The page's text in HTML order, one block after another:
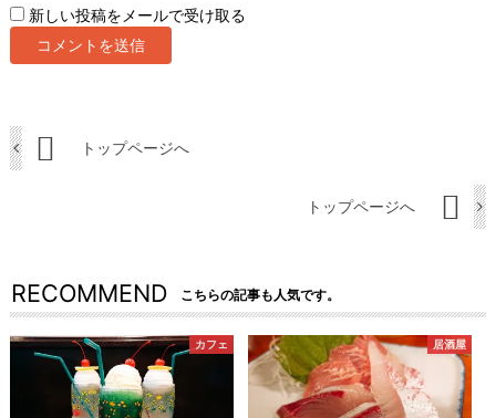
新しい投稿をメールで受け取る
トップページへ
トップページへ
RECOMMEND こちらの記事も人気です。
カフェ 居酒屋